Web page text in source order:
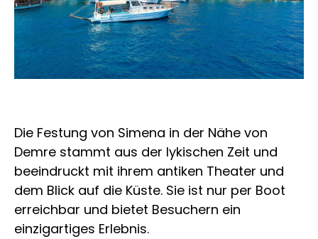
Die Festung von Simena in der Nähe von
Demre stammt aus der lykischen Zeit und
beeindruckt mit ihrem antiken Theater und
dem Blick auf die Küste. Sie ist nur per Boot
erreichbar und bietet Besuchern ein
einzigartiges Erlebnis.